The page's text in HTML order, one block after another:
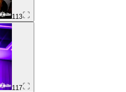
113
117